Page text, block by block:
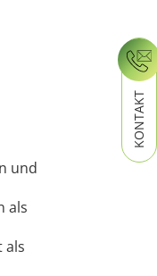
KONTAKT
und
als
als